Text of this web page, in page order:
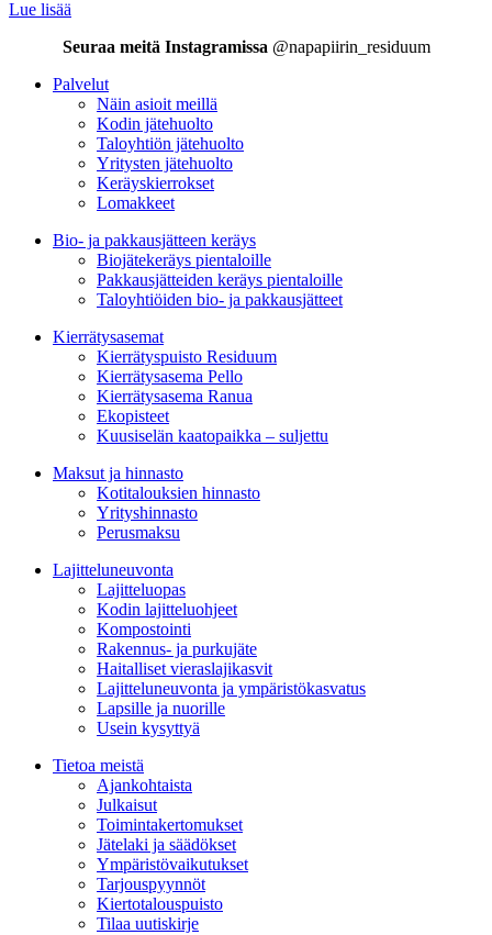
Lue lisää
Seuraa meitä Instagramissa @napapiirin_residuum
Palvelut
Näin asioit meillä
Kodin jätehuolto
Taloyhtiön jätehuolto
Yritysten jätehuolto
Keräyskierrokset
Lomakkeet
Bio- ja pakkausjätteen keräys
Biojätekeräys pientaloille
Pakkausjätteiden keräys pientaloille
Taloyhtiöiden bio- ja pakkausjätteet
Kierrätysasemat
Kierrätyspuisto Residuum
Kierrätysasema Pello
Kierrätysasema Ranua
Ekopisteet
Kuusiselän kaatopaikka – suljettu
Maksut ja hinnasto
Kotitalouksien hinnasto
Yrityshinnasto
Perusmaksu
Lajitteluneuvonta
Lajitteluopas
Kodin lajitteluohjeet
Kompostointi
Rakennus- ja purkujäte
Haitalliset vieraslajikasvit
Lajitteluneuvonta ja ympäristökasvatus
Lapsille ja nuorille
Usein kysyttyä
Tietoa meistä
Ajankohtaista
Julkaisut
Toimintakertomukset
Jätelaki ja säädökset
Ympäristövaikutukset
Tarjouspyynnöt
Kiertotalouspuisto
Tilaa uutiskirje